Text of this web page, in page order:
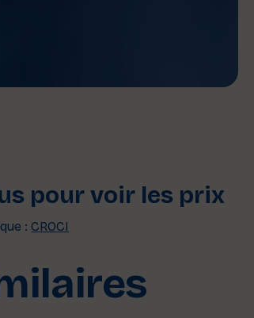
pour voir les prix
: CROCI